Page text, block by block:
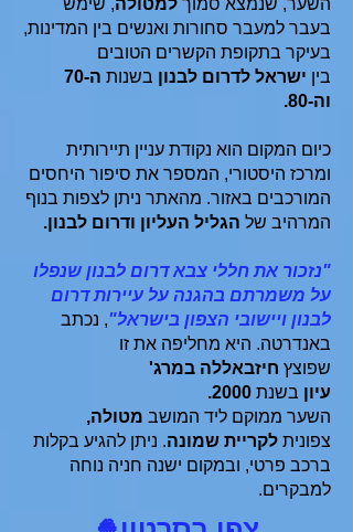
השער, שנמצא סמוך למטולה, שימש
בעבר למעבר סחורות ואנשים בין המדינות,
בעיקר בתקופת הקשרים הטובים
בין ישראל לדרום לבנון בשנות
ה-70
וה-80.
כיום המקום הוא נקודת עניין תיירותית
ומרכז היסטורי, המספר את סיפור היחסים
המורכבים באזור. מהאתר ניתן לצפות בנוף
המרהיב של הגליל העליון ודרום לבנון.
"נזכור את חללי צבא דרום לבנון שנפלו
על משמרתם בהגנה על עיירות דרום
לבנון ויישובי הצפון בישראל", נכתב
באנדרטה. היא מחליפה את זו
שפוצץ חיזבאללה במרג'
עיון בשנת 2000.
השער ממוקם ליד המושב מטולה,
צפונית לקריית שמונה. ניתן להגיע בקלות
ברכב פרטי, ובמקום ישנה חניה נוחה
למבקרים.